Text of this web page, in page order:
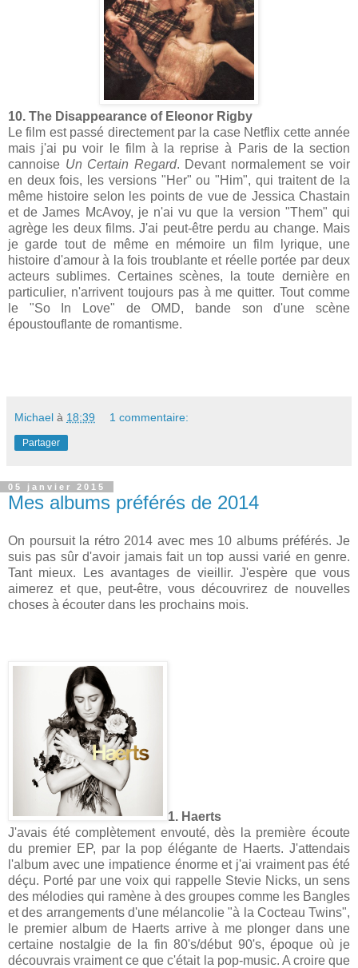
10. The Disappearance of Eleonor Rigby
Le film est passé directement par la case Netflix cette année
mais j'ai pu voir le film à la reprise à Paris de la section
cannoise Un Certain Regard. Devant normalement se voir
en deux fois, les versions "Her" ou "Him", qui traitent de la
même histoire selon les points de vue de Jessica Chastain
et de James McAvoy, je n'ai vu que la version "Them" qui
agrège les deux films. J'ai peut-être perdu au change. Mais
je garde tout de même en mémoire un film lyrique, une
histoire d'amour à la fois troublante et réelle portée par deux
acteurs sublimes. Certaines scènes, la toute dernière en
particulier, n'arrivent toujours pas à me quitter. Tout comme
le "So In Love" de OMD, bande son d'une scène
époustouflante de romantisme.
Michael à 18:39 1 commentaire:
Partager
05 janvier 2015
Mes albums préférés de 2014
On poursuit la rétro 2014 avec mes 10 albums préférés. Je
suis pas sûr d'avoir jamais fait un top aussi varié en genre.
Tant mieux. Les avantages de vieillir. J'espère que vous
aimerez et que, peut-être, vous découvrirez de nouvelles
choses à écouter dans les prochains mois.
1. Haerts
J'avais été complètement envouté, dès la première écoute
du premier EP, par la pop élégante de Haerts. J'attendais
l'album avec une impatience énorme et j'ai vraiment pas été
déçu. Porté par une voix qui rappelle Stevie Nicks, un sens
des mélodies qui ramène à des groupes comme les Bangles
et des arrangements d'une mélancolie "à la Cocteau Twins",
le premier album de Haerts arrive à me plonger dans une
certaine nostalgie de la fin 80's/début 90's, époque où je
découvrais vraiment ce que c'était la pop-music. A croire que